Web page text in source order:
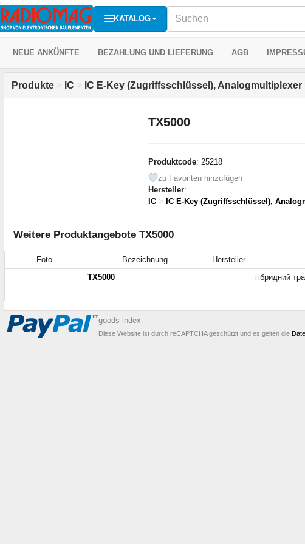
KATALOG
NEUE ANKÜNFTE BEZAHLUNG UND LIEFERUNG AGB
Produkte > IC > IC E-Key (Zugriffsschlüssel), Analogmultiplexer
TX5000
Produktcode: 25218
zu Favoriten hinzufügen
Hersteller:
IC > IC E-Key (Zugriffsschlüssel),
Weitere Produktangebote TX5000
Foto Bezeichnung Hersteller
TX5000
гібридний
goods index
Diese Website ist durch reCAPTCHA geschützt und es gelten die